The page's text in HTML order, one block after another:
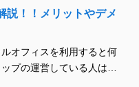
説！！メリットやデメ
オフィスを利用すると何
プの運営している人は、